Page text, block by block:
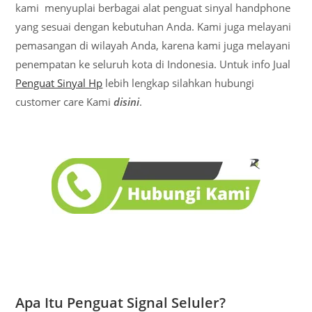
kami menyuplai berbagai alat penguat sinyal handphone
yang sesuai dengan kebutuhan Anda. Kami juga melayani
pemasangan di wilayah Anda, karena kami juga melayani
penempatan ke seluruh kota di Indonesia. Untuk info Jual
Penguat Sinyal Hp lebih lengkap silahkan hubungi
customer care Kamidisini.
Apa Itu Penguat Signal Seluler?